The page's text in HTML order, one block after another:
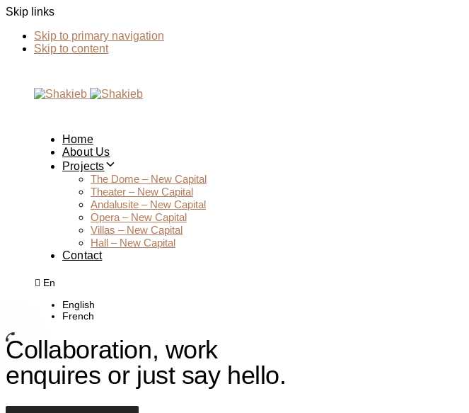
Skip links
Skip to primary navigation
Skip to content
Home
About Us
Projects
The Dome – New Capital
Theater – New Capital
Andalusite – New Capital
Opera – New Capital
Villas – New Capital
Hall – New Capital
Contact
En
English
French
Collaboration, work
enquires or just say hello.